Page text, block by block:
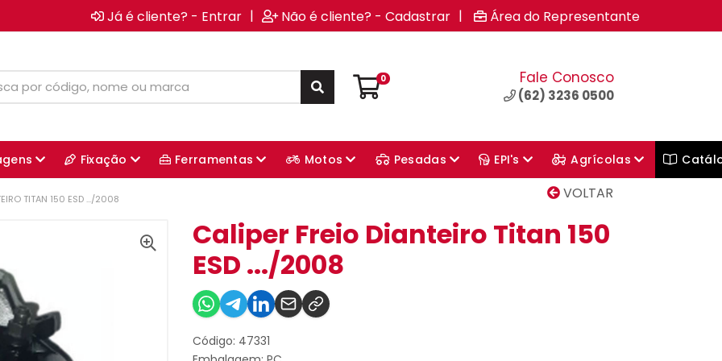
Já é cliente? - Entrar | Não é cliente? - Cadastrar | Área do Representante
0 Fale Conosco
(62) 3236 0500
Fixação Ferramentas Motos Pesadas EPI's Agrícolas
VOLTAR
TITAN 150 ESD .../2008
Caliper Freio Dianteiro Titan 150
ESD .../2008
Código: 47331